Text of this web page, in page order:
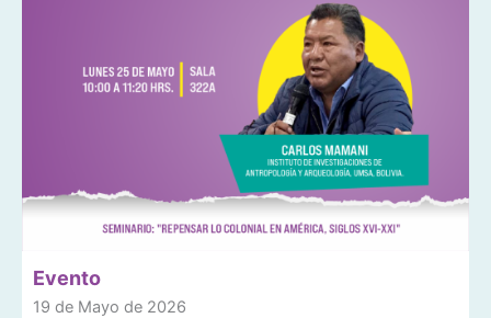
Evento
19 de Mayo de 2026